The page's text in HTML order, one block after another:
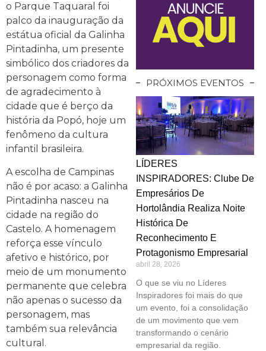
o Parque Taquaral foi
palco da inauguração da
estátua oficial da Galinha
Pintadinha, um presente
simbólico dos criadores da
personagem como forma
de agradecimento à
cidade que é berço da
história da Popó, hoje um
fenômeno da cultura
infantil brasileira.
A escolha de Campinas
não é por acaso: a Galinha
Pintadinha nasceu na
cidade na região do
Castelo. A homenagem
reforça esse vínculo
afetivo e histórico, por
meio de um monumento
permanente que celebra
não apenas o sucesso da
personagem, mas
também sua relevância
cultural.
PRÓXIMOS EVENTOS
LÍDERES
INSPIRADORES: Clube De
Empresários De
Hortolândia Realiza Noite
Histórica De
Reconhecimento E
Protagonismo Empresarial
abril 28, 2026
O que se viu no Líderes
Inspiradores foi mais do que
um evento, foi a consolidação
de um movimento que vem
transformando o cenário
empresarial da região.